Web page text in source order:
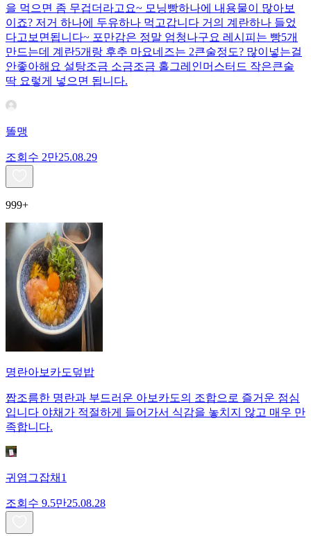
을 먹으면 좀 무겁더라고요~ 모닝빵하나에 내용물이 많아보
이죠? 저거 하나에 두유하나 먹고갑니다 거의 계란하나 들었
다고보면됩니다~ 포만감은 정말 엄청나구요 레시피는 빵5개
만드는데 계란5개랑 후추 마요네즈는 2큰술정도? 많이넣는걸
안좋아해요 설탕조금 소금조금 홀그레인머스터드 작은큰술
딱 요렇게 넣으면 됩니다.
똘맹
조회수 2만25.08.29
999+
명란아보카도덮밥
짭조름한 명란과 부드러운 아보카도의 조합으로 즐거운 점심
입니다 야채가 적절하게 들어가서 식감을 놓치지 않고 매우 만
족합니다.
귀염그잡채1
조회수 9.5만25.08.28